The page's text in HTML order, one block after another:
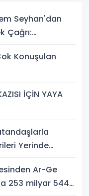
Seyhan'dan
Çağrı:
Konuşulan
İÇİN YAYA
Yerinde
Ar-Ge
253 milyar 544